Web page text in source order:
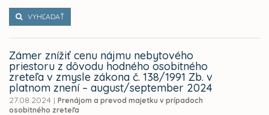
VYHĽADAŤ
Zámer znížiť cenu nájmu nebytového
priestoru z dôvodu hodného osobitného
zreteľa v zmysle zákona č. 138/1991 Zb. v
platnom znení – august/september 2024
27.08.2024 | Prenájom a prevod majetku v prípadoch
osobitného zreteľa